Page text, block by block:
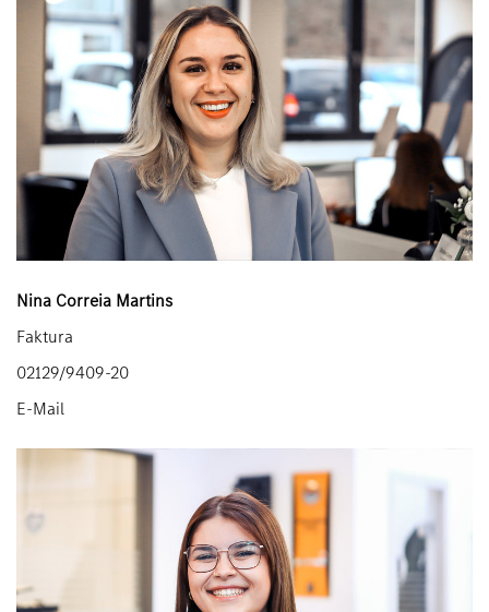
Nina Correia Martins
Faktura
02129/9409-20
E-Mail